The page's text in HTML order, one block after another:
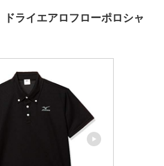
ライエアロフローポロシャ